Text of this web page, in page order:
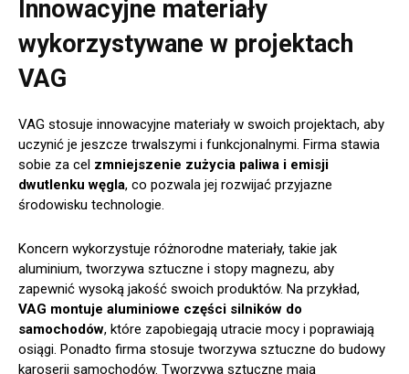
Innowacyjne materiały
wykorzystywane w projektach
VAG
VAG stosuje innowacyjne materiały w swoich projektach, aby
uczynić je jeszcze trwalszymi i funkcjonalnymi. Firma stawia
sobie za cel zmniejszenie zużycia paliwa i emisji
dwutlenku węgla, co pozwala jej rozwijać przyjazne
środowisku technologie.
Koncern wykorzystuje różnorodne materiały, takie jak
aluminium, tworzywa sztuczne i stopy magnezu, aby
zapewnić wysoką jakość swoich produktów. Na przykład,
VAG montuje aluminiowe części silników do
samochodów, które zapobiegają utracie mocy i poprawiają
osiągi. Ponadto firma stosuje tworzywa sztuczne do budowy
karoserii samochodów. Tworzywa sztuczne mają